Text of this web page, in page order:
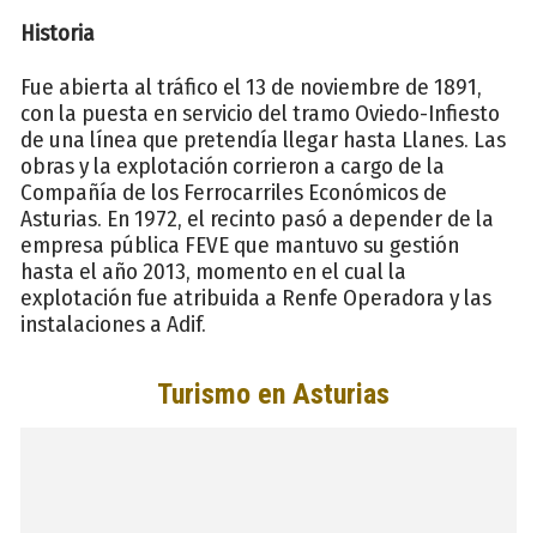
Historia
Fue abierta al tráfico el 13 de noviembre de 1891,
con la puesta en servicio del tramo Oviedo-Infiesto
de una línea que pretendía llegar hasta Llanes. Las
obras y la explotación corrieron a cargo de la
Compañía de los Ferrocarriles Económicos de
Asturias. En 1972, el recinto pasó a depender de la
empresa pública FEVE que mantuvo su gestión
hasta el año 2013, momento en el cual la
explotación fue atribuida a Renfe Operadora y las
instalaciones a Adif.